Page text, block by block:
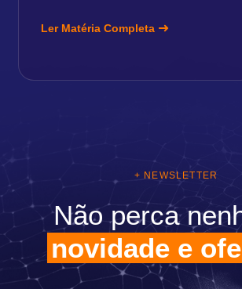
Ler Matéria Completa
+ NEWSLETTER
Não perca
novidade e